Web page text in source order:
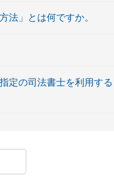
法」とは何ですか。
定の司法書士を利用す